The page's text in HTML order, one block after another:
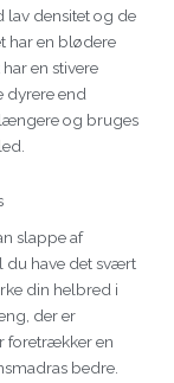
lav densitet og de
har en blødere
en stivere
dyrere end
og bruges
slappe af
du have det svært
din helbred i
der er
foretrækker en
bedre.